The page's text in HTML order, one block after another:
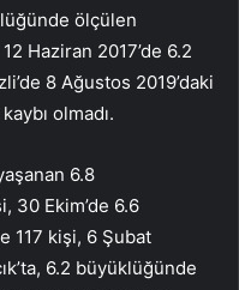
ölçülen
Haziran 2017’de 6.2
8 Ağustos 2019’daki
olmadı.
6.8
30 Ekim’de 6.6
117 kişi, 6 Şubat
6.2 büyüklüğünde